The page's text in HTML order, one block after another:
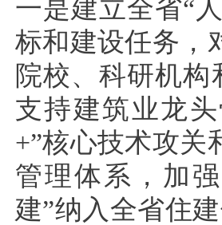
一是建立全省“
标和建设任务，
院校、科研机构
支持建筑业龙
+”核心技术攻关
管理体系，加
建”纳入全省住